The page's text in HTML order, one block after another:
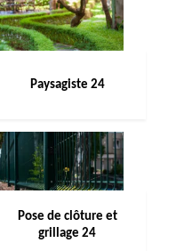
Paysagiste 24
Pose de clôture et
grillage 24